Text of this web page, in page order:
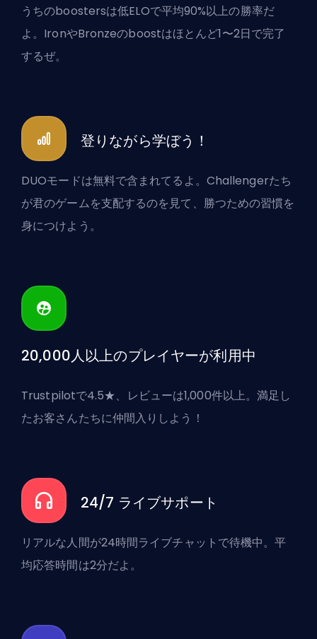
うちのboostersは低ELOで平均90%以上の勝率だ
よ。IronやBronzeのboostはほとんど1〜2日で完了
するぜ。
登りながら学ぼう！
DUOモードは無料で含まれてるよ。Challengerたち
が君のゲームを支配するのを見て、勝つための習慣を
身につけよう。
20,000人以上のプレイヤーが利用中
Trustpilotで4.5★、レビューは1,000件以上。満足し
たお客さんたちに仲間入りしよう！
24/7 ライブサポート
リアルな人間が24時間ライブチャットで待機中。平
均応答時間は2分だよ。